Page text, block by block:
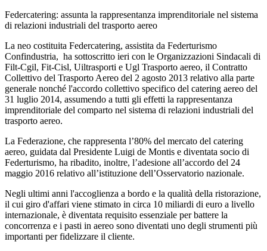
Federcatering: assunta la rappresentanza imprenditoriale nel sistema
di relazioni industriali del trasporto aereo
La neo costituita Federcatering, assistita da Federturismo
Confindustria, ha sottoscritto ieri con le Organizzazioni Sindacali di
Filt-Cgil, Fit-Cisl, Uiltrasporti e Ugl Trasporto aereo, il Contratto
Collettivo del Trasporto Aereo del 2 agosto 2013 relativo alla parte
generale nonché l'accordo collettivo specifico del catering aereo del
31 luglio 2014, assumendo a tutti gli effetti la rappresentanza
imprenditoriale del comparto nel sistema di relazioni industriali del
trasporto aereo.
La Federazione, che rappresenta l’80% del mercato del catering
aereo, guidata dal Presidente Luigi de Montis e diventata socio di
Federturismo, ha ribadito, inoltre, l’adesione all’accordo del 24
maggio 2016 relativo all’istituzione dell’Osservatorio nazionale.
Negli ultimi anni l'accoglienza a bordo e la qualità della ristorazione,
il cui giro d'affari viene stimato in circa 10 miliardi di euro a livello
internazionale, è diventata requisito essenziale per battere la
concorrenza e i pasti in aereo sono diventati uno degli strumenti più
importanti per fidelizzare il cliente.